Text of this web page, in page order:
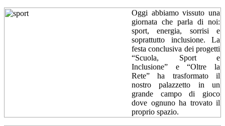
Oggi abbiamo vissuto una
giornata che parla di noi:
sport, energia, sorrisi e
soprattutto inclusione. La
festa conclusiva dei progetti
“Scuola, Sport e
Inclusione” e “Oltre la
Rete” ha trasformato il
nostro palazzetto in un
grande campo di gioco
dove ognuno ha trovato il
proprio spazio.